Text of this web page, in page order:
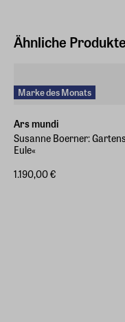
Deutschland (EU)
Ähnliche Produkte
Marke des Monats
Ars mundi
Susanne Boerner:
Eule«
1.190,00 €